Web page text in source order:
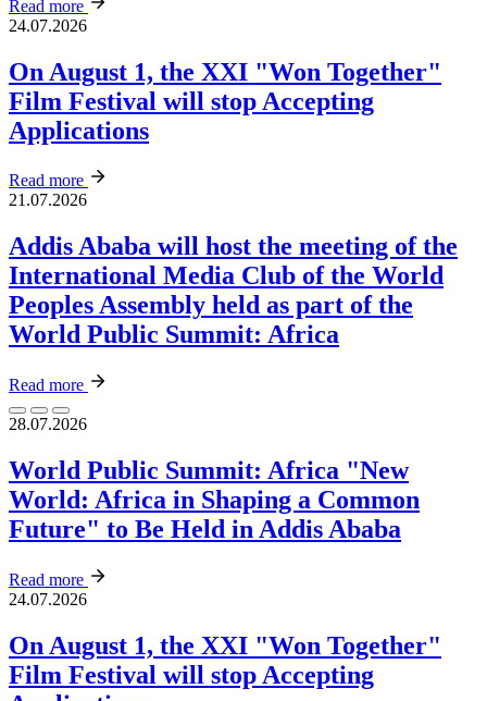
Read more
24.07.2026
On August 1, the XXI "Won Together"
Film Festival will stop Accepting
Applications
Read more
21.07.2026
Addis Ababa will host the meeting of the
International Media Club of the World
Peoples Assembly held as part of the
World Public Summit: Africa
Read more
28.07.2026
World Public Summit: Africa "New
World: Africa in Shaping a Common
Future" to Be Held in Addis Ababa
Read more
24.07.2026
On August 1, the XXI "Won Together"
Film Festival will stop Accepting